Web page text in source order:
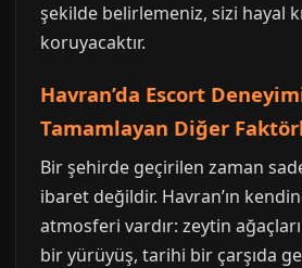
şekilde belirlemeniz, sizi hayal
koruyacaktır.
Havran’da Escort
Tamamlayan Diğer
Bir şehirde geçirilen zaman
ibaret değildir. Havran’ın
atmosferi vardır: zeytin ağaçları
bir yürüyüş, tarihi bir çarşıda